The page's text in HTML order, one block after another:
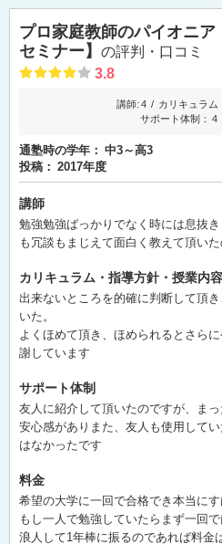
プロ家庭教師のパイオニ
セミナー】 の評判・口コミ
3.8
講師: 4 カリキュラム
サポート体制： 4
通塾時の学年： 中3～高3
投稿： 2017年度
講師
勉強勉強ばっかりでなく時には息抜
も冗談もまじえて面白く教えて頂い
カリキュラム・指導方針・授業内容
出来ないところを的確に判断して頂
いた。
よくほめて頂き、ほめられるとさら
謝しています
サポート体制
友人に紹介して頂いたのですが、ま
安心感がありまた、友人も使用して
はなかったです
料金
希望の大学に一回で合格でき本当にす
もし一人で勉強していたらまず一回
浪人して1年棒に振るのであれば料金